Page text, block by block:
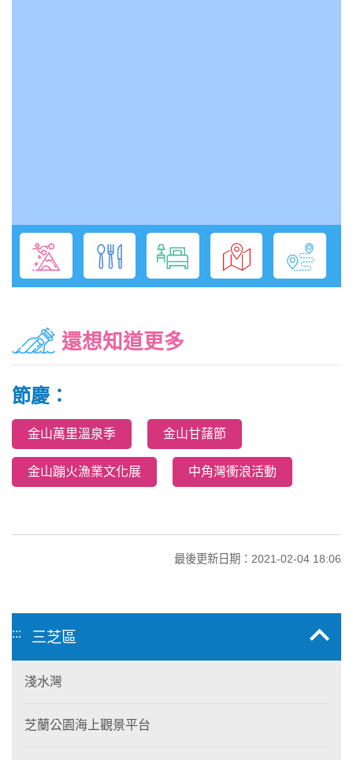
還想知道更多
節慶：
金山萬里溫泉季 金山甘藷節
金山蹦火漁業文化展 中角灣衝浪活動
最後更新日期：2021-02-04 18:06
::: 三芝區
淺水灣
芝蘭公園海上觀景平台